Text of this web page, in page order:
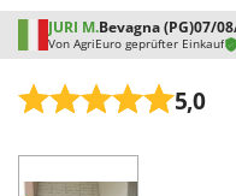
JURI M.Bevagna (PG)07/
Von AgriEuro geprüfter Einkauf
5,0